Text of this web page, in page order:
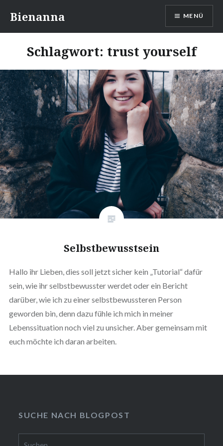
zum
Inhalt
Bienanna MENÜ
Schlagwort: trust yourself
Selbstbewusstsein
Hallo ihr Lieben, dies soll jetzt sicher kein „Tutorial“ dafür
sein, wie ihr selbstbewusster werdet oder ein Bericht
darüber, wie ich zu einer selbstbewussteren Person
geworden bin, denn dazu fühle ich mich in meiner
Lebenssituation noch viel zu unsicher. Aber gemeinsam mit
euch möchte ich daran arbeiten.
SUCHE NACH BLOGPOST